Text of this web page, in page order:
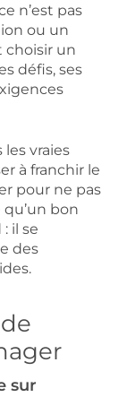
n’est pas
ou un
choisir un
défis, ses
vraies
à franchir le
pour ne pas
bon
il se
des
sur